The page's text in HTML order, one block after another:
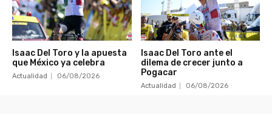
Isaac Del Toro y la apuesta
que México ya celebra
Actualidad 06/08/2026
Isaac Del Toro ante el
dilema de crecer junto a
Pogacar
Actualidad 06/08/2026